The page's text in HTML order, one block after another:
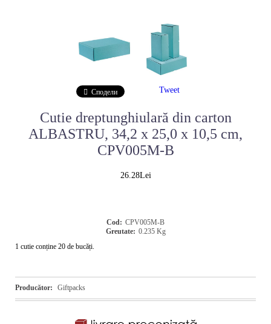
Cutie dreptunghiulară din carton
ALBASTRU, 34,2 x 25,0 x 10,5 cm,
CPV005M-B
26.28Lei
Cod: CPV005M-B
Greutate: 0.235 Kg
1 cutie conține 20 de bucăți.
Producător: Giftpacks
Сподели Tweet